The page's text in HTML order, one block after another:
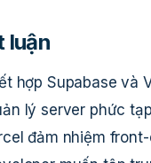
luận
hợp Supabase và
lý server phức
đảm nhiệm